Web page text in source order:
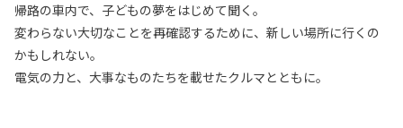
帰路の車内で、子どもの夢をはじめて聞く。
変わらない大切なことを再確認するために、新しい場所に行くの
かもしれない。
電気の力と、大事なものたちを載せたクルマとともに。